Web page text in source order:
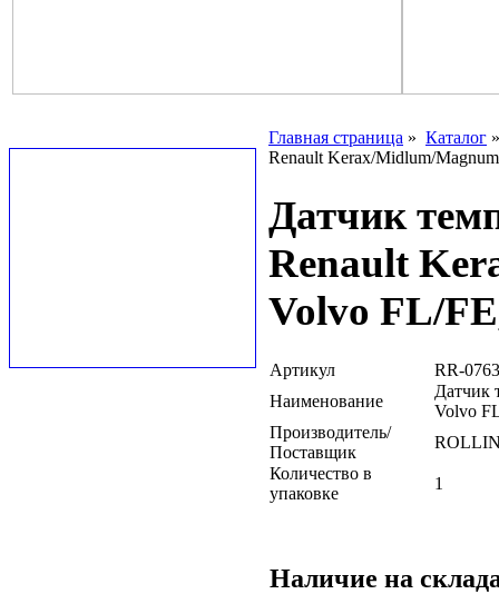
Главная страница » Каталог
Renault Kerax/Midlum/
Датчик
Renault
Volvo FL/
Артикул
RR-
Наименование
Датчик
Volvo
Производитель/
Поставщик
Количество в
упаковке
1
Наличие на